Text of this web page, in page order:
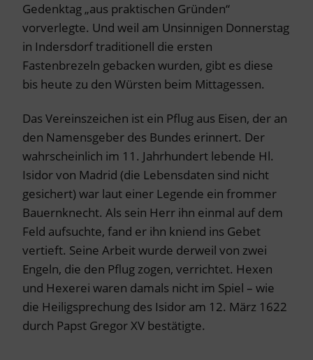
Gedenktag „aus praktischen Gründen“
vorverlegte. Und weil am Unsinnigen Donnerstag
in Indersdorf traditionell die ersten
Fastenbrezeln gebacken wurden, gibt es diese
bis heute zu den Würsten beim Mittagessen.
Das Vereinszeichen ist ein Pflug aus Eisen, der an
den Namensgeber des Bundes erinnert. Der
wahrscheinlich im 11. Jahrhundert lebende Hl.
Isidor von Madrid (die Lebensdaten sind nicht
gesichert) war laut einer Legende ein frommer
Bauernknecht. Als sein Herr ihn einmal auf dem
Feld aufsuchte, fand er ihn kniend ins Gebet
vertieft. Seine Arbeit wurde derweil von zwei
Engeln, die den Pflug zogen, verrichtet. Hexen
und Hexerei waren damals nicht im Spiel – wie
die Heiligsprechung des Isidor am 12. März 1622
durch Papst Gregor XV bestätigte.